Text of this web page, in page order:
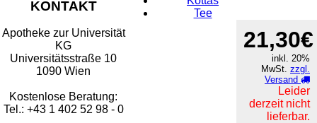
Tee
21,30€
inkl. 20%
MwSt. zzgl.
Versand
Leider
derzeit nicht
lieferbar.
KONTAKT
Apotheke zur Universität
KG
Universitätsstraße 10
1090 Wien
Kostenlose Beratung:
Tel.: +43 1 402 52 98 - 0